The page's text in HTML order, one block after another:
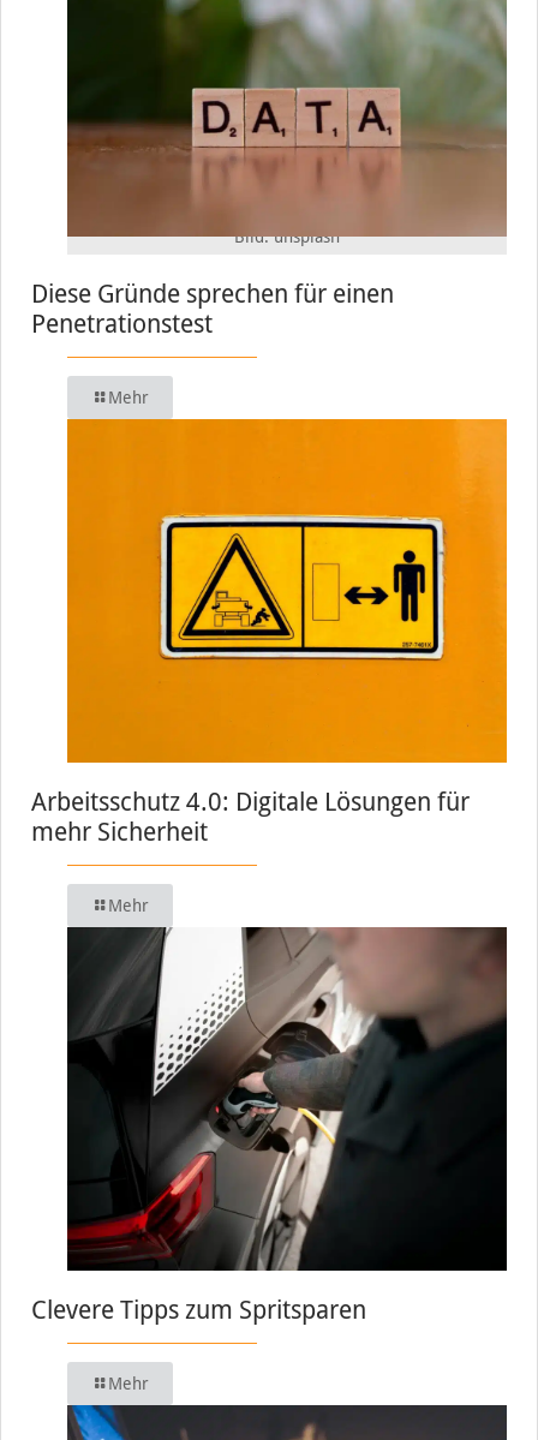
Bild: unsplash
Diese Gründe sprechen für einen
Penetrationstest
Mehr
Arbeitsschutz 4.0: Digitale Lösungen für
mehr Sicherheit
Mehr
Clevere Tipps zum Spritsparen
Mehr